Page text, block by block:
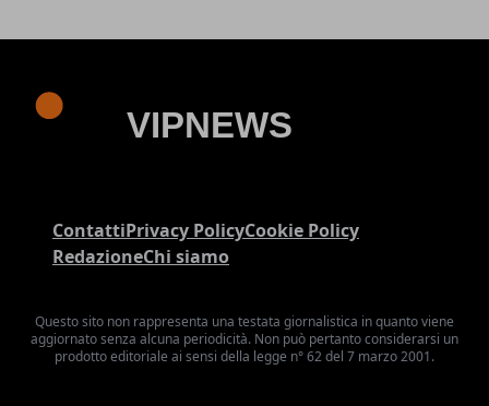
ContattiPrivacy PolicyCookie Policy
RedazioneChi siamo
Questo sito non rappresenta una testata giornalistica in quanto viene
aggiornato senza alcuna periodicità. Non può pertanto considerarsi un
prodotto editoriale ai sensi della legge n° 62 del 7 marzo 2001.